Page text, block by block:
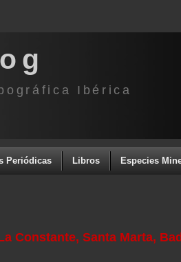
Ibérica
Periódicas Libros Especies
Constante, Santa Marta,